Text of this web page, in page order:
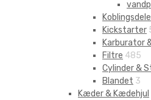
Koblingsdele
Kickstarter
Karburator
Filtre 485
Cylinder &
Blandet 3
Kæder & Kædehjul